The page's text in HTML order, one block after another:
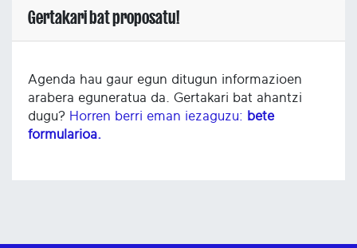
Gertakari bat proposatu!
Agenda hau gaur egun ditugun informazioen
arabera eguneratua da. Gertakari bat ahantzi
dugu? Horren berri eman iezaguzu: bete
formularioa.